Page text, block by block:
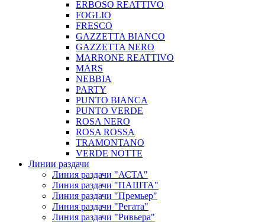
ERBOSO REATTIVO
FOGLIO
FRESCO
GAZZETTA BIANCO
GAZZETTA NERO
MARRONE REATTIVO
MARS
NEBBIA
PARTY
PUNTO BIANCA
PUNTO VERDE
ROSA NERO
ROSA ROSSA
TRAMONTANO
VERDE NOTTE
Линии раздачи
Линия раздачи "АСТА"
Линия раздачи "ПАШТА"
Линия раздачи "Премьер"
Линия раздачи "Регата"
Линия раздачи "Ривьера"